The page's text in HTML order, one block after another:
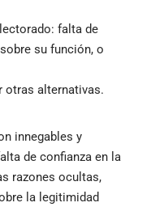
falta de
su función, o
alternativas.
innegables y
de confianza en la
razones ocultas,
la legitimidad